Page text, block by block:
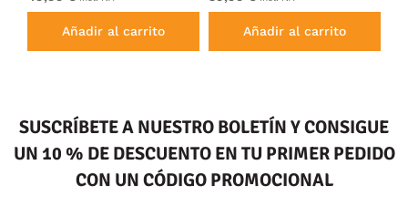
Añadir al carrito Añadir al carrito
SUSCRÍBETE A NUESTRO BOLETÍN Y CONSIGUE
UN 10 % DE DESCUENTO EN TU PRIMER PEDIDO
CON UN CÓDIGO PROMOCIONAL